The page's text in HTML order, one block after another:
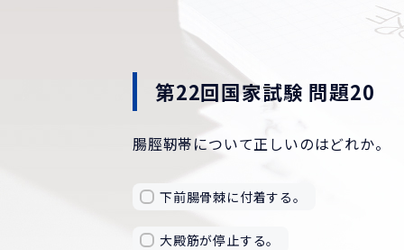
第22回国家試験 問題20
腸脛靭帯について正しいのはどれか。
下前腸骨棘に付着する。
大殿筋が停止する。